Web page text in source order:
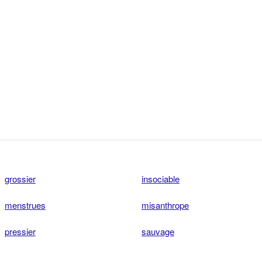
grossier insociable
menstrues misanthrope
pressier sauvage